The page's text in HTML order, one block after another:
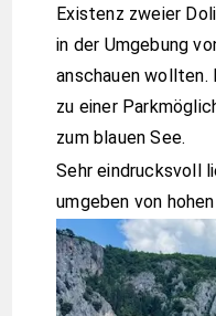
Existenz zweier
in der Umgebung
anschauen wollten.
zu einer
zum blauen See.
Sehr eindrucksvoll
umgeben von